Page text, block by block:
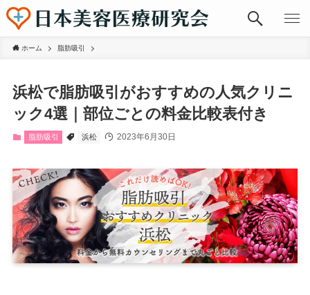
ホーム 脂肪吸引
浜松で脂肪吸引がおすすめの人気クリニ
ック4選｜部位ごとの料金比較表付き
脂肪吸引 浜松 2023年6月30日